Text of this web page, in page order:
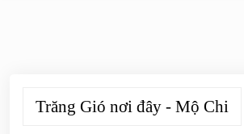
Trăng Gió nơi đây - Mộ Chi